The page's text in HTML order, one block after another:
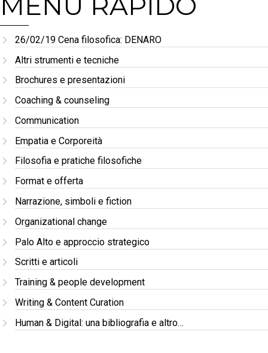
26/02/19 Cena filosofica: DENARO
Altri strumenti e tecniche
Brochures e presentazioni
Coaching & counseling
Communication
Empatia e Corporeità
Filosofia e pratiche filosofiche
Format e offerta
Narrazione, simboli e fiction
Organizational change
Palo Alto e approccio strategico
Scritti e articoli
Training & people development
Writing & Content Curation
Human & Digital: una bibliografia e altro…